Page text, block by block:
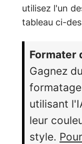
utilisez l'un
tableau ci-
Formater
Gagnez
utilisant
leur
style.